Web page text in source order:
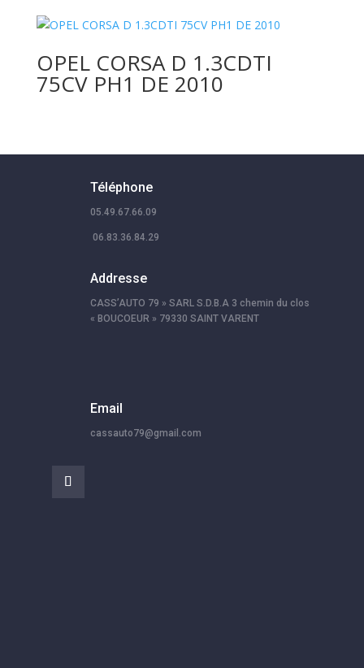
OPEL CORSA D 1.3CDTI
75CV PH1 DE 2010
Téléphone
05.49.67.66.09
06.83.36.84.29
Addresse
CASS’AUTO 79 » SARL S.D.B.A 3 chemin du clos
« BOUCOEUR » 79330 SAINT VARENT
Email
cassauto79@gmail.com